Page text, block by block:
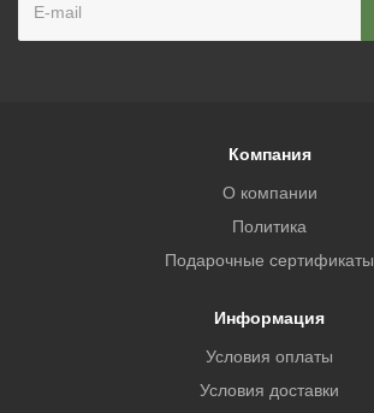
Компания
О компании
Политика
Подарочные сертификаты
Информация
Условия оплаты
Условия доставки